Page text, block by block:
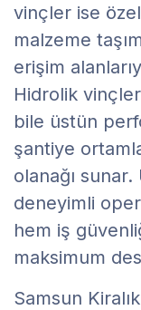
vinçler ise
malzeme
erişim
Hidrolik
bile üstün
şantiye
olanağı
deneyimli
hem iş
maksimum
Samsun